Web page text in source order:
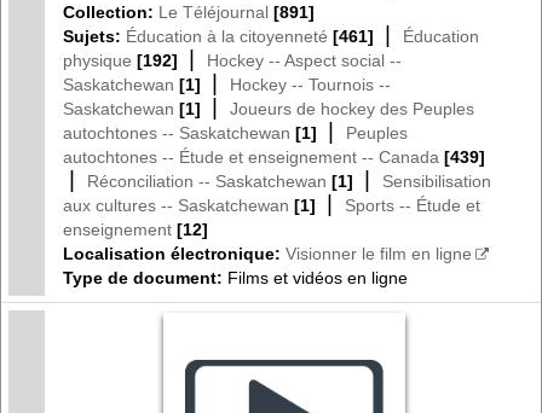
Collection: Le Téléjournal [891]
Sujets: Éducation à la citoyenneté [461] |
Éducation
physique [192] |
Hockey -- Aspect social --
Saskatchewan [1] |
Hockey -- Tournois --
Saskatchewan [1] |
Joueurs de hockey des Peuples
autochtones -- Saskatchewan [1] |
Peuples
autochtones -- Étude et enseignement -- Canada [439]
| Réconciliation -- Saskatchewan [1] |
Sensibilisation
aux cultures -- Saskatchewan [1] |
Sports -- Étude et
enseignement [12]
Localisation électronique: Visionner le film en ligne
Type de document: Films et vidéos en ligne